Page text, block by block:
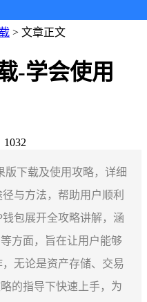
> 文章正文
-学会使用
1032
版下载及使用攻略，详细
与方法，帮助用户顺利
包展开全攻略讲解，涵
方面，旨在让用户能够
无论是资产存储、交易
的指导下快速上手，为